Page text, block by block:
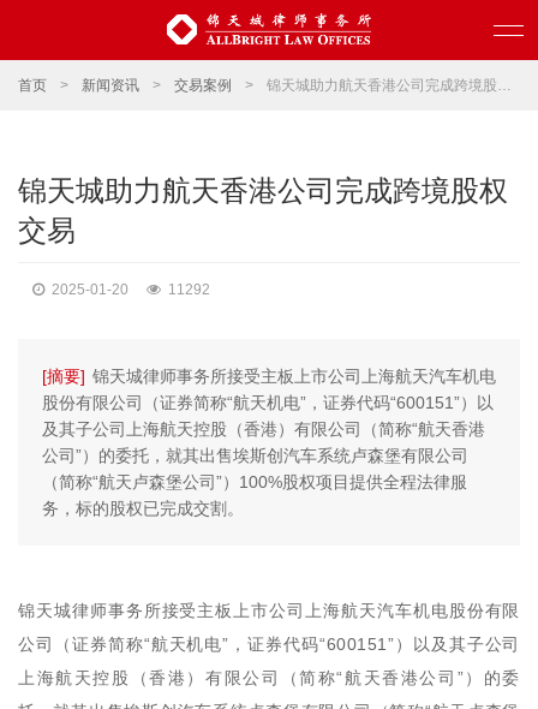
首页 > 新闻资讯 > 交易案例 > 锦天城助力航天香港公司完成跨境股权交易
锦天城助力航天香港公司完成跨境股权
交易
2025-01-20 11292
[摘要] 锦天城律师事务所接受主板上市公司上海航天汽车机电
股份有限公司（证券简称“航天机电”，证券代码“600151”）以
及其子公司上海航天控股（香港）有限公司（简称“航天香港
公司”）的委托，就其出售埃斯创汽车系统卢森堡有限公司
（简称“航天卢森堡公司”）100%股权项目提供全程法律服
务，标的股权已完成交割。
锦天城律师事务所接受主板上市公司上海航天汽车机电股份有限
公司（证券简称“航天机电”，证券代码“600151”）以及其子公司
上海航天控股（香港）有限公司（简称“航天香港公司”）的委